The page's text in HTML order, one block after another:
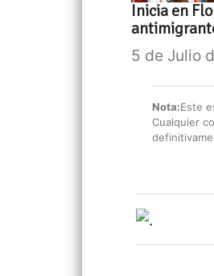
Inicia en
5 de Julio
Nota:Este
Cualquier